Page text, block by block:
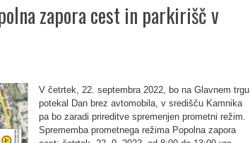
zapora cest in parkirišč v
V četrtek, 22. septembra 2022, bo na Glavnem trgu
potekal Dan brez avtomobila, v središču Kamnika
pa bo zaradi prireditve spremenjen prometni režim.
Sprememba prometnega režima Popolna zapora